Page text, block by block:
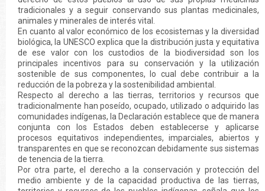
tradicionales y a seguir conservando sus plantas medicinales,
animales y minerales de interés vital.
En cuanto al valor económico de los ecosistemas y la diversidad
biológica, la UNESCO explica que la distribución justa y equitativa
de ese valor con los custodios de la biodiversidad son los
principales incentivos para su conservación y la utilización
sostenible de sus componentes, lo cual debe contribuir a la
reducción de la pobreza y la sostenibilidad ambiental.
Respecto al derecho a las tierras, territorios y recursos que
tradicionalmente han poseído, ocupado, utilizado o adquirido las
comunidades indígenas, la Declaración establece que de manera
conjunta con los Estados deben establecerse y aplicarse
procesos equitativos independientes, imparciales, abiertos y
transparentes en que se reconozcan debidamente sus sistemas
de tenencia de la tierra.
Por otra parte, el derecho a la conservación y protección del
medio ambiente y de la capacidad productiva de las tierras,